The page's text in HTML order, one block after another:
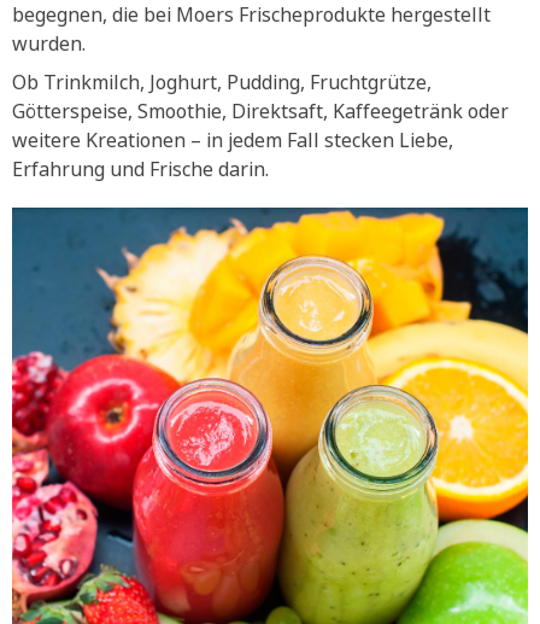
begegnen, die bei Moers Frischeprodukte hergestellt
wurden.
Ob Trinkmilch, Joghurt, Pudding, Fruchtgrütze,
Götterspeise, Smoothie, Direktsaft, Kaffeegetränk oder
weitere Kreationen – in jedem Fall stecken Liebe,
Erfahrung und Frische darin.